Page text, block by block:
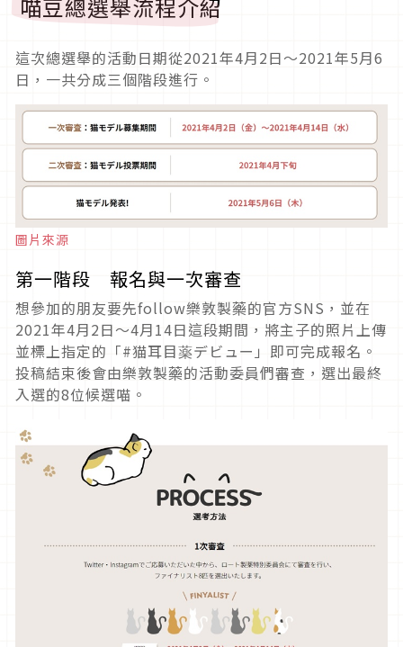
喵豆總選舉流程介紹
這次總選舉的活動日期從2021年4月2日～2021年5月6
日，一共分成三個階段進行。
圖片來源
第一階段 報名與一次審查
想參加的朋友要先follow樂敦製藥的官方SNS，並在
2021年4月2日～4月14日這段期間，將主子的照片上傳
並標上指定的「#猫耳目薬デビュー」即可完成報名。
投稿結束後會由樂敦製藥的活動委員們審查，選出最終
入選的8位候選喵。